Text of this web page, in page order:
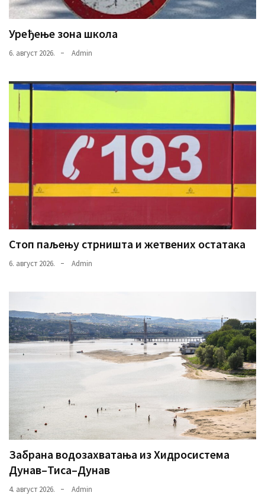
Уређење зона школа
6. август 2026. Admin
Стоп паљењу стрништа и жетвених остатака
6. август 2026. Admin
Забрана водозахватања из Хидросистема
Дунав–Тиса–Дунав
4. август 2026. Admin